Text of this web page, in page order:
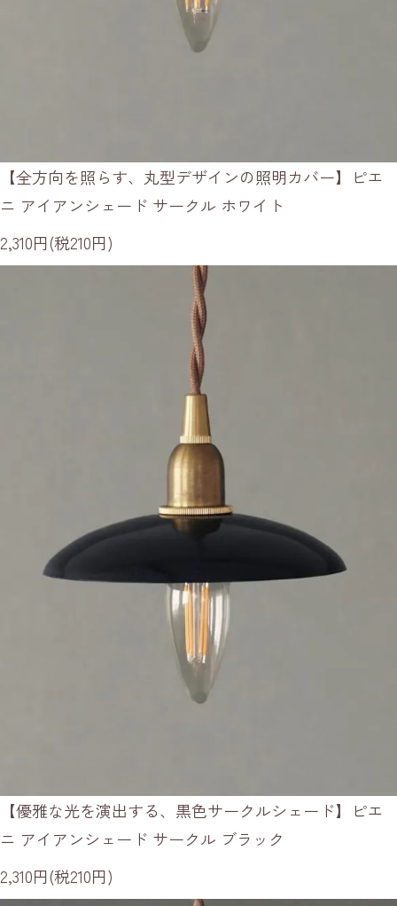
【全方向を照らす、丸型デザインの照明カバー】ピエ
ニ アイアンシェード サークル ホワイト
2,310円(税210円)
【優雅な光を演出する、黒色サークルシェード】ピエ
ニ アイアンシェード サークル ブラック
2,310円(税210円)